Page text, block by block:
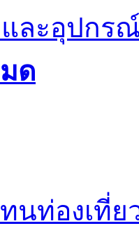
ละอุปกร
ด
นท่องเที่ย